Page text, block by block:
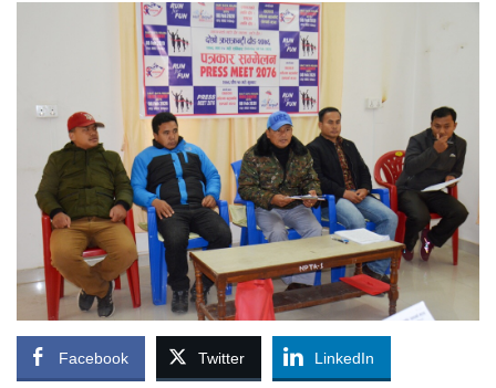
Facebook Twitter LinkedIn